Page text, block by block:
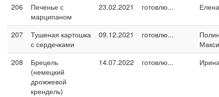
206
Печенье с
марципаном
23.02.2021 готовлю...
207
Тушеная картошка
с сердечками
09.12.2021 готовлю...
208
Брецель
(немецкий
дрожжевой
крендель)
14.07.2022 готовлю...